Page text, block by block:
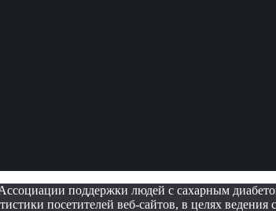
поддержки людей с сахарным
посетителей веб-сайтов, в целях